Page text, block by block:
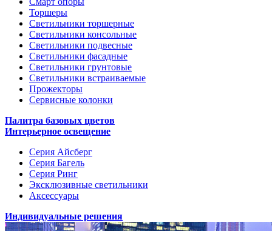
Торшеры
Светильники торшерные
Светильники консольные
Светильники подвесные
Светильники фасадные
Светильники грунтовые
Светильники встраиваемые
Прожекторы
Сервисные колонки
Палитра базовых цветов
Интерьерное освещение
Серия Айсберг
Серия Багель
Серия Ринг
Эксклюзивные светильники
Аксессуары
Индивидуальные решения